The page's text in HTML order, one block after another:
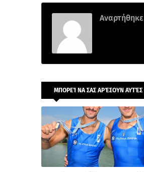
ΜΠΟΡΕΊ ΝΑ ΣΑΣ ΑΡΈΣΟΥΝ ΑΥΤΈΣ